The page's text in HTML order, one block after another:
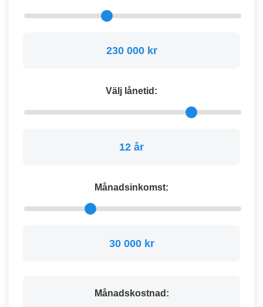
230 000 kr
Välj lånetid:
12 år
Månadsinkomst:
30 000 kr
Månadskostnad: